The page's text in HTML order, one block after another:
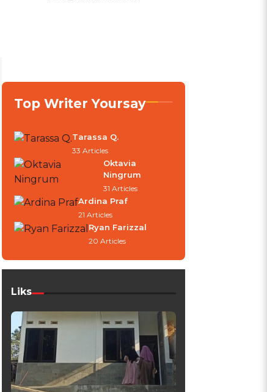
Top Writer Yoursay
Tarassa Q.
33 Articles
Oktavia
Ningrum
31 Articles
Ardina Praf
21 Articles
Ryan Farizzal
20 Articles
Liks